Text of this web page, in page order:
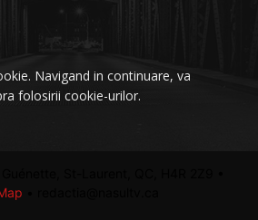
Navigand in continuare, va
folosirii cookie-urilor.